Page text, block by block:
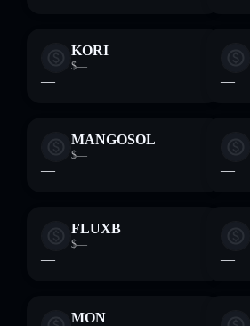
KORI
$—
— —
MANGOSOL
$—
— —
FLUXB
$—
— —
MON